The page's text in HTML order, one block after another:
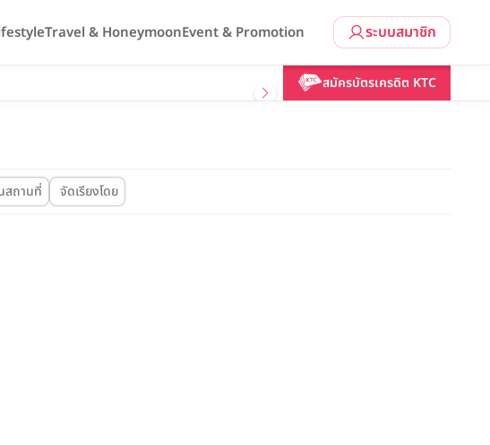
ระบบสมาชิก
Travel & HoneymoonEvent & Promotion
สมัครบัตรเครดิต KTC
สถานที่ จัดเรียงโดย